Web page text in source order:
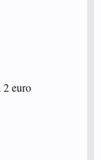
2 euro